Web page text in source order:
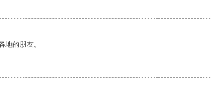
的朋友。